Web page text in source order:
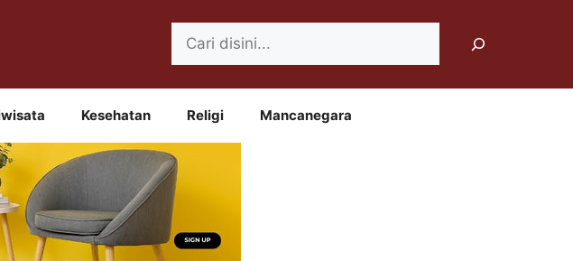
Search
Kesehatan Religi Mancanegara